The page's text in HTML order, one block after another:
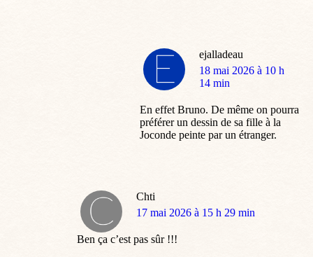
ejalladeau
dit
:
18 mai 2026 à 10 h
14 min
En effet Bruno. De même on pourra
préférer un dessin de sa fille à la
Joconde peinte par un étranger.
Chti
dit
17 mai 2026 à 15 h 29 min
Ben ça c’est pas sûr !!!